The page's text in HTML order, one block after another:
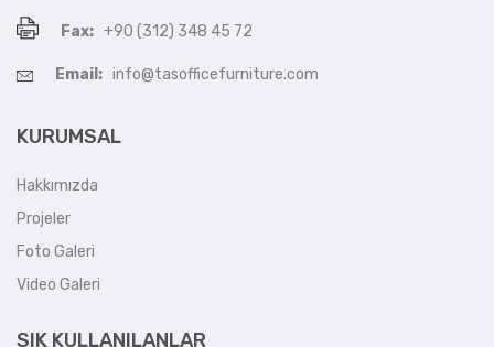
Fax: +90 (312) 348 45 72
Email: info@tasofficefurniture.com
KURUMSAL
Hakkımızda
Projeler
Foto Galeri
Video Galeri
SIK KULLANILANLAR